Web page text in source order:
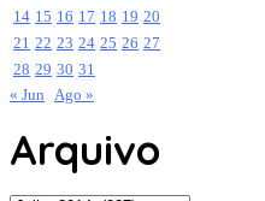
14 15 16 17 18 19 20
21 22 23 24 25 26 27
28 29 30 31
« Jun
Ago »
Arquivo